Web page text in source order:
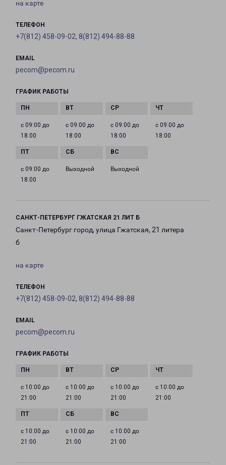
на карте
ТЕЛЕФОН
+7(812) 458-09-02, 8(812) 494-88-88
EMAIL
pecom@pecom.ru
ГРАФИК РАБОТЫ
с 09:00 до
18:00
с 09:00 до
18:00
с 09:00 до
18:00
с 09:00 до
18:00
с 09:00 до
18:00
Выходной Выходной
САНКТ-ПЕТЕРБУРГ ГЖАТСКАЯ 21 ЛИТ Б
Санкт-Петербург город, улица Гжатская, 21 литера
б
на карте
ТЕЛЕФОН
+7(812) 458-09-02, 8(812) 494-88-88
EMAIL
pecom@pecom.ru
ГРАФИК РАБОТЫ
с 10:00 до
21:00
с 10:00 до
21:00
с 10:00 до
21:00
с 10:00 до
21:00
с 10:00 до
21:00
с 10:00 до
21:00
с 10:00 до
21:00